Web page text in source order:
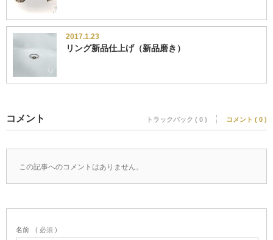
2017.1.23
リング新品仕上げ（新品磨き）
コメント トラックバック ( 0 ) コメント ( 0 )
この記事へのコメントはありません。
名前 ( 必須 )